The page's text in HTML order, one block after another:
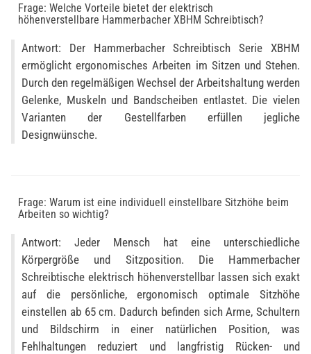
Frage: Welche Vorteile bietet der elektrisch
höhenverstellbare Hammerbacher XBHM Schreibtisch?
Antwort: Der Hammerbacher Schreibtisch Serie XBHM
ermöglicht ergonomisches Arbeiten im Sitzen und Stehen.
Durch den regelmäßigen Wechsel der Arbeitshaltung werden
Gelenke, Muskeln und Bandscheiben entlastet. Die vielen
Varianten der Gestellfarben erfüllen jegliche
Designwünsche.
Frage: Warum ist eine individuell einstellbare Sitzhöhe beim
Arbeiten so wichtig?
Antwort: Jeder Mensch hat eine unterschiedliche
Körpergröße und Sitzposition. Die Hammerbacher
Schreibtische elektrisch höhenverstellbar lassen sich exakt
auf die persönliche, ergonomisch optimale Sitzhöhe
einstellen ab 65 cm. Dadurch befinden sich Arme, Schultern
und Bildschirm in einer natürlichen Position, was
Fehlhaltungen reduziert und langfristig Rücken- und